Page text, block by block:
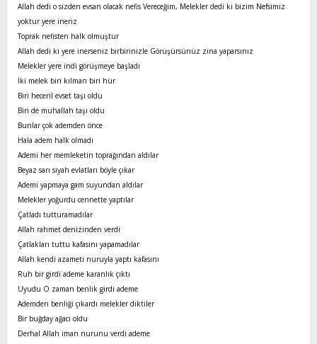
Allah dedi o sizden evsan olacak nefis Vereceğim, Melekler dedi ki bizim Nefsimiz
yoktur yere ineriz
Toprak nefisten halk olmuştur
Allah dedi ki yere inerseniz birbirinizle Görüşürsünüz zina yaparsınız
Melekler yere indi görüşmeye başladı
İki melek biri kılman biri hür
Biri heceril evset taşı oldu
Biri de muhallah taşı oldu
Bunlar çok ademden önce
Hala adem halk olmadı
Ademi her memleketin toprağından aldılar
Beyaz sarı siyah evlatları böyle çıkar
Ademi yapmaya gam suyundan aldılar
Melekler yoğurdu cennette yaptılar
Çatladı tutturamadılar
Allah rahmet denizinden verdi
Çatlakları tuttu kafasını yapamadılar
Allah kendi azameti nuruyla yaptı kafasını
Ruh bir girdi ademe karanlık çıktı
Uyudu O zaman benlik girdi ademe
Ademden benliği çıkardı melekler diktiler
Bir buğday ağacı oldu
Derhal Allah iman nurunu verdi ademe